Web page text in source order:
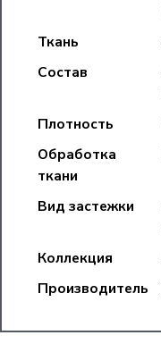
Ткань
Состав
Плотность
Обработка
ткани
Вид застежки
Коллекция
Производитель